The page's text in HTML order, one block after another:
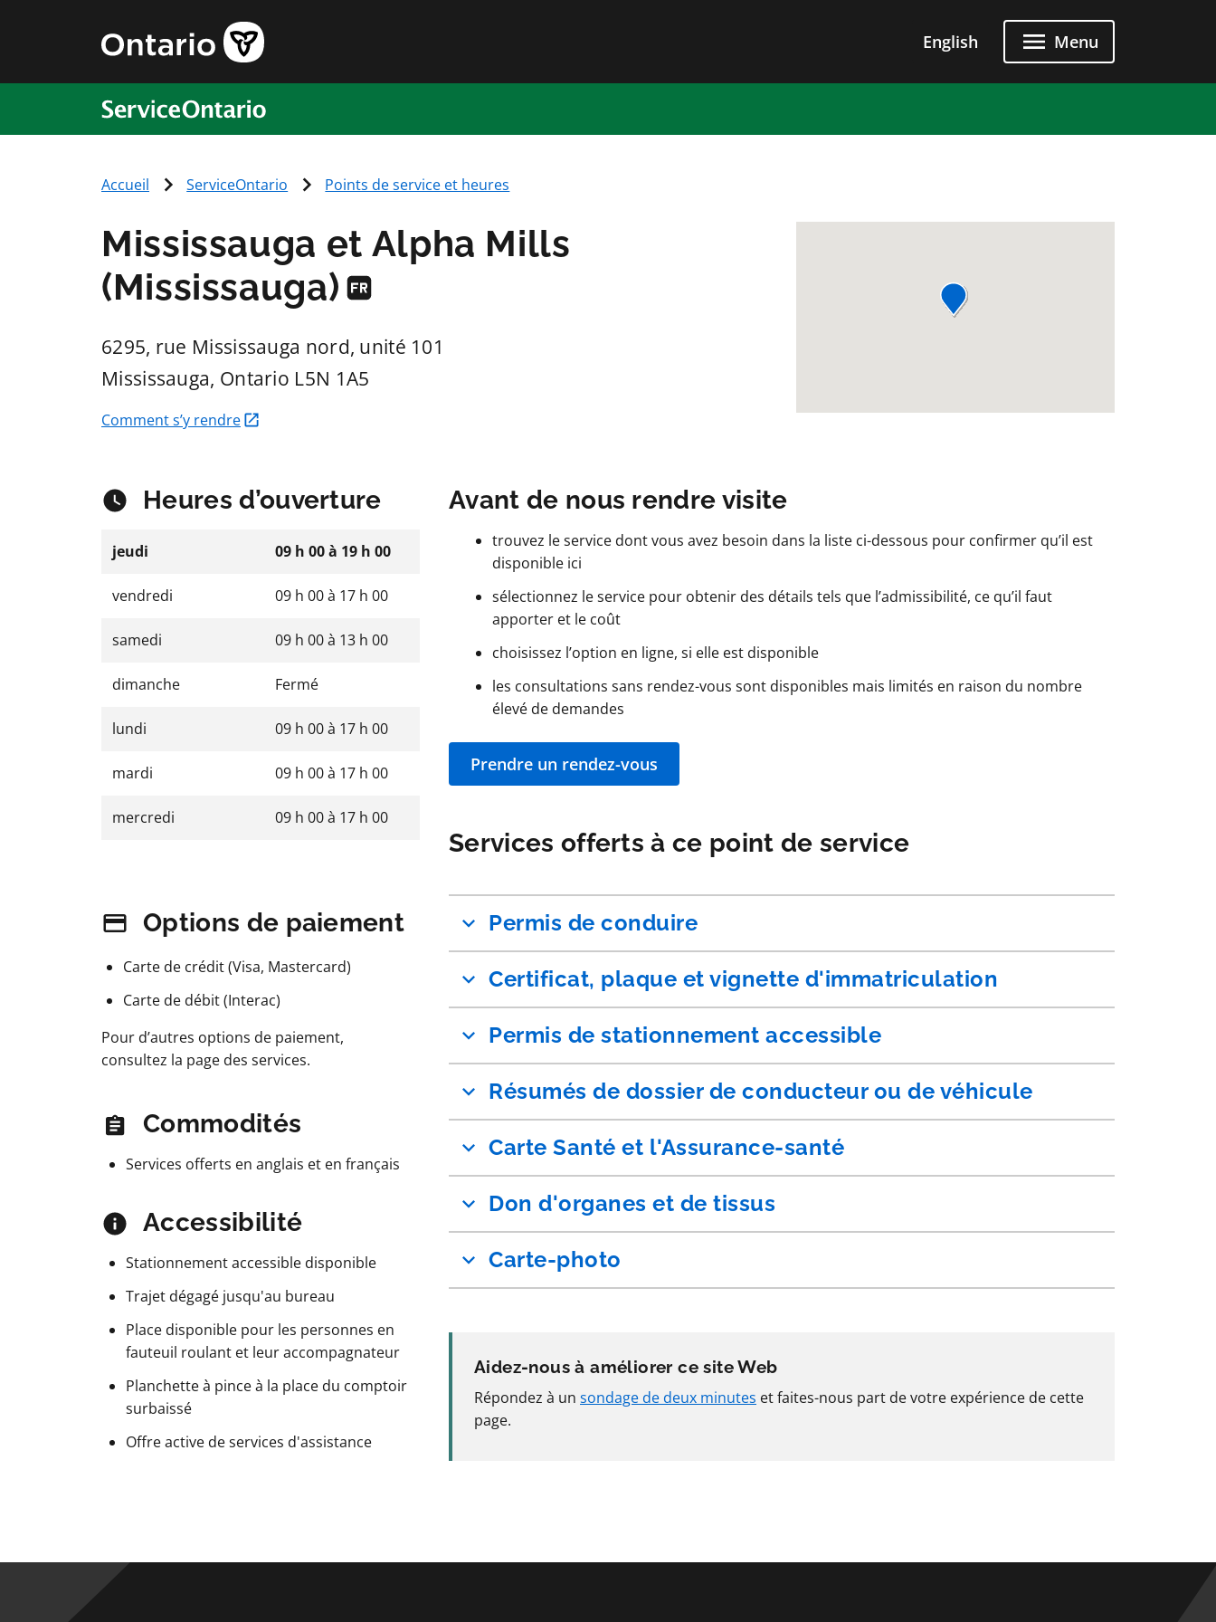
English Menu
Accueil ServiceOntario Points de service et heures
Mississauga et Alpha Mills
(Mississauga)
6295, rue Mississauga nord, unité 101
Mississauga, Ontario L5N 1A5
Comment s’y rendre
Heures d’ouverture
jeudi 09 h 00à 19 h 00
vendredi 09 h 00à 17 h 00
samedi 09 h 00à 13 h 00
dimanche Fermé
lundi 09 h 00à 17 h 00
mardi 09 h 00à 17 h 00
mercredi 09 h 00à 17 h 00
Options de paiement
Carte de crédit (Visa, Mastercard)
Carte de débit (Interac)
Pour d’autres options de paiement,
consultez la page des services.
Commodités
Services offerts en anglais et en français
Accessibilité
Stationnement accessible disponible
Trajet dégagé jusqu'au bureau
Place disponible pour les personnes en
fauteuil roulant et leur accompagnateur
Planchette à pince à la place du comptoir
surbaissé
Offre active de services d'assistance
Avant de nous rendre visite
trouvez le service dont vous avez besoin dans la liste ci-dessous pour confirmer qu’il est
disponible ici
sélectionnez le service pour obtenir des détails tels que l’admissibilité, ce qu’il faut
apporter et le coût
choisissez l’option en ligne, si elle est disponible
les consultations sans rendez-vous sont disponibles mais limités en raison du nombre
élevé de demandes
Prendre un rendez-vous
Services offerts à ce point de service
Permis de conduire
Certificat, plaque et vignette d'immatriculation
Permis de stationnement accessible
Résumés de dossier de conducteur ou de véhicule
Carte Santé et l'Assurance-santé
Don d'organes et de tissus
Carte-photo
Aidez-nous à améliorer ce site Web
Répondez à un sondage de deux minutes et faites-nous part de votre expérience de cette
page.